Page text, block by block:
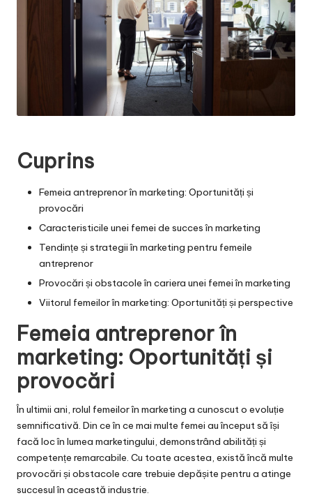
Cuprins
Femeia antreprenor în marketing: Oportunități și
provocări
Caracteristicile unei femei de succes în marketing
Tendințe și strategii în marketing pentru femeile
antreprenor
Provocări și obstacole în cariera unei femei în marketing
Viitorul femeilor în marketing: Oportunități și perspective
Femeia antreprenor în
marketing: Oportunități și
provocări
În ultimii ani, rolul femeilor în marketing a cunoscut o evoluție
semnificativă. Din ce în ce mai multe femei au început să își
facă loc în lumea marketingului, demonstrând abilități și
competențe remarcabile. Cu toate acestea, există încă multe
provocări și obstacole care trebuie depășite pentru a atinge
succesul în această industrie.